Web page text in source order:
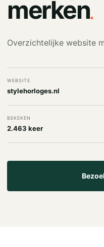
merken.
Overzichtelijke website
WEBSITE
stylehorloges.nl
BEKEKEN
2.463 keer